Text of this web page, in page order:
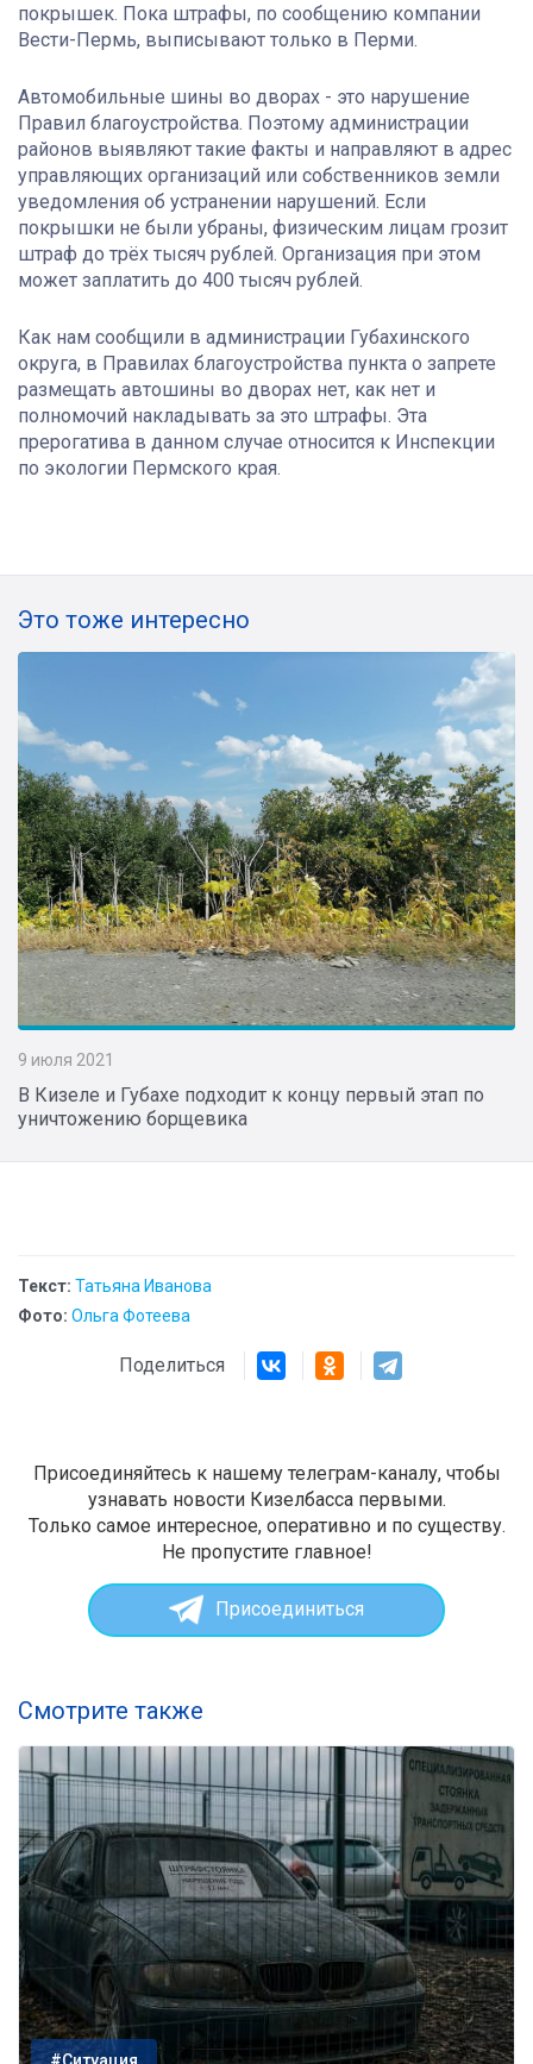
покрышек. Пока штрафы, по сообщению компании
Вести-Пермь, выписывают только в Перми.
Автомобильные шины во дворах - это нарушение
Правил благоустройства. Поэтому администрации
районов выявляют такие факты и направляют в адрес
управляющих организаций или собственников земли
уведомления об устранении нарушений. Если
покрышки не были убраны, физическим лицам грозит
штраф до трёх тысяч рублей. Организация при этом
может заплатить до 400 тысяч рублей.
Как нам сообщили в администрации Губахинского
округа, в Правилах благоустройства пункта о запрете
размещать автошины во дворах нет, как нет и
полномочий накладывать за это штрафы. Эта
прерогатива в данном случае относится к Инспекции
по экологии Пермского края.
Это тоже интересно
9 июля 2021
В Кизеле и Губахе подходит к концу первый этап по
уничтожению борщевика
Текст: Татьяна Иванова
Фото: Ольга Фотеева
Поделиться
Присоединяйтесь к нашему телеграм-каналу, чтобы
узнавать новости Кизелбасса первыми.
Только самое интересное, оперативно и по существу.
Не пропустите главное!
Присоединиться
Смотрите также